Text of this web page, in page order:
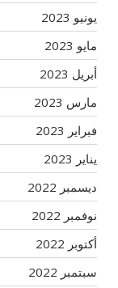
يونيو 2023
مايو 2023
أبريل 2023
مارس 2023
فبراير 2023
يناير 2023
ديسمبر 2022
نوفمبر 2022
أكتوبر 2022
سبتمبر 2022